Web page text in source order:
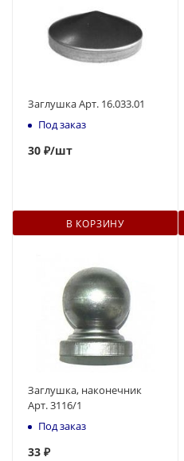
Заглушка Арт. 16.033.01
Под заказ
30 ₽/шт
В КОРЗИНУ
Заглушка, наконечник
Арт. 3116/1
Под заказ
33 ₽